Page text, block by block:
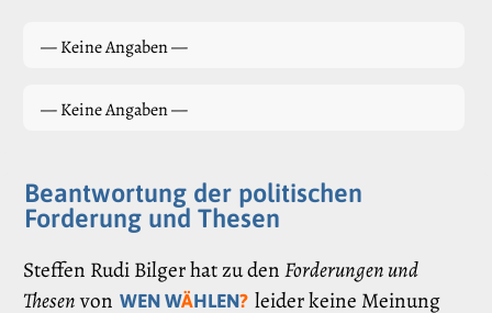
— Keine Angaben —
— Keine Angaben —
Beantwortung der politischen
Forderung und Thesen
Steffen Rudi Bilger hat zu denForderungen und
Thesenvon WEN WÄHLEN? leider keine Meinung